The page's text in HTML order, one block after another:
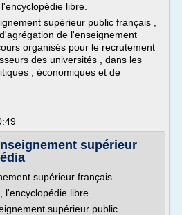
libre.
supérieur public français ,
de l'enseignement
organisés pour le recrutement
des universités , dans les
, économiques et de
supérieur
supérieur français
l'encyclopédie libre.
supérieur public